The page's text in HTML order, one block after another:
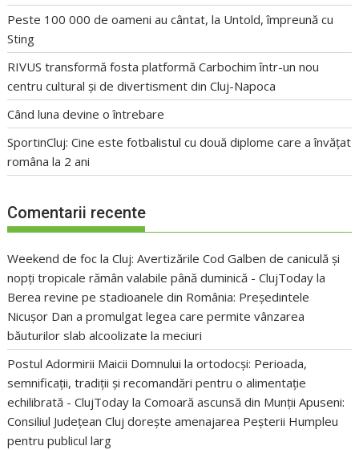
Peste 100 000 de oameni au cântat, la Untold, împreună cu
Sting
RIVUS transformă fosta platformă Carbochim într-un nou
centru cultural și de divertisment din Cluj-Napoca
Când luna devine o întrebare
SportinCluj: Cine este fotbalistul cu două diplome care a învățat
româna la 2 ani
Comentarii recente
Weekend de foc la Cluj: Avertizările Cod Galben de caniculă și
nopți tropicale rămân valabile până duminică - ClujToday la
Berea revine pe stadioanele din România: Președintele
Nicușor Dan a promulgat legea care permite vânzarea
băuturilor slab alcoolizate la meciuri
Postul Adormirii Maicii Domnului la ortodocși: Perioada,
semnificații, tradiții și recomandări pentru o alimentație
echilibrată - ClujToday laComoară ascunsă din Munții Apuseni:
Consiliul Județean Cluj dorește amenajarea Peșterii Humpleu
pentru publicul larg